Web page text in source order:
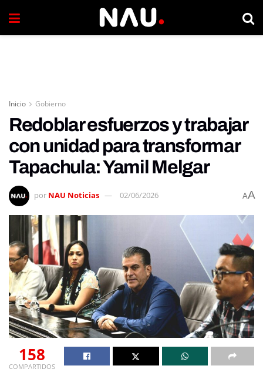
Inicio Gobierno
Redoblar esfuerzos y trabajar
con unidad para transformar
Tapachula: Yamil Melgar
por NAU Noticias 02/06/2026 AA
158
COMPARTIDOS